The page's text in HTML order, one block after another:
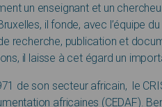
un enseignant et un
il fonde, avec l’équipe
recherche, publication et
il laisse à cet égard un
de son secteur africain, le
africaines (CEDAF).